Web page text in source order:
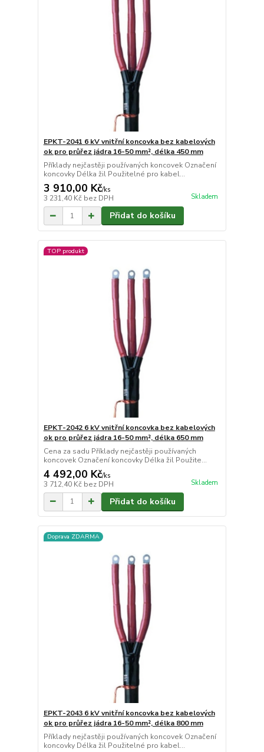
EPKT-2041 6 kV vnitřní koncovka bez kabelových
ok pro průřez jádra 16-50 mm², délka 450 mm
Příklady nejčastěji používaných koncovek Označení
koncovky Délka žil Použitelné pro kabel...
3 910,00 Kč/ks
3 231,40 Kč bez DPH Skladem
Přidat do košíku
TOP produkt
EPKT-2042 6 kV vnitřní koncovka bez kabelových
ok pro průřez jádra 16-50 mm², délka 650 mm
Cena za sadu Příklady nejčastěji používaných
koncovek Označení koncovky Délka žil Použite...
4 492,00 Kč/ks
3 712,40 Kč bez DPH Skladem
Přidat do košíku
Doprava ZDARMA
EPKT-2043 6 kV vnitřní koncovka bez kabelových
ok pro průřez jádra 16-50 mm², délka 800 mm
Příklady nejčastěji používaných koncovek Označení
koncovky Délka žil Použitelné pro kabel...